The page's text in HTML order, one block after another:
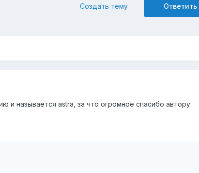
Ответить
Создать тему
и называется astra, за что огромное спасибо автору